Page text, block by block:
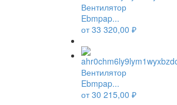
Вентилятор
Ebmpap...
от33 320,00 ₽
Вентилятор
Ebmpap...
от30 215,00 ₽